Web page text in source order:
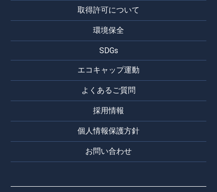
取得許可について
環境保全
SDGs
エコキャップ運動
よくあるご質問
採用情報
個人情報保護方針
お問い合わせ